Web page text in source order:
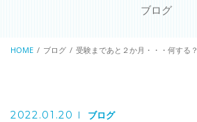
小学生コース / 高学年～
高校生コース（3科目）
ブログ
HOME ブログ 受験まであと２か月・・・何する？
2022.01.20 ブログ